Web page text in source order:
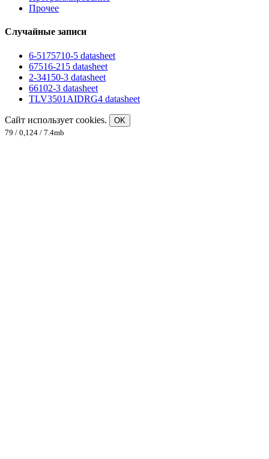
Прочее
Случайные записи
6-5175710-5 datasheet
67516-215 datasheet
2-34150-3 datasheet
66102-3 datasheet
TLV3501AIDRG4 datasheet
Сайт использует cookies.
OK
79 / 0,124 / 7.4mb